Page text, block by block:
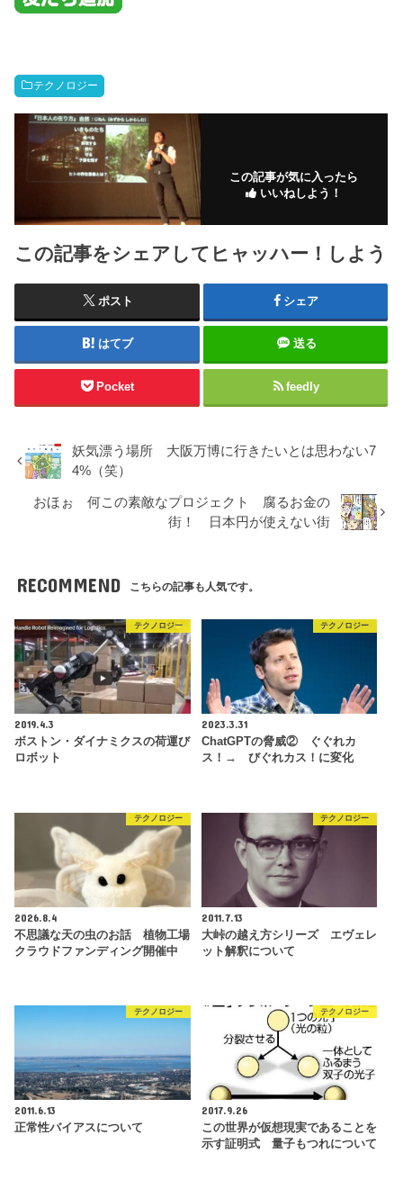
テクノロジー
この記事が気に入ったら
いいねしよう！
この記事をシェアしてヒャッハー！しよう
ポスト シェア
はてブ 送る
Pocket feedly
妖気漂う場所 大阪万博に行きたいとは思わない7
4%（笑）
おほぉ 何この素敵なプロジェクト 腐るお金の
街！ 日本円が使えない街
RECOMMEND こちらの記事も人気です。
テクノロジー
2019.4.3
ボストン・ダイナミクスの荷運び
ロボット
テクノロジー
2023.3.31
ChatGPTの脅威② ぐぐれカ
ス！→ びぐれカス！に変化
テクノロジー
2026.8.4
不思議な天の虫のお話 植物工場
クラウドファンディング開催中
テクノロジー
2011.7.13
大峠の越え方シリーズ エヴェレ
ット解釈について
テクノロジー
2011.6.13
正常性バイアスについて
テクノロジー
2017.9.26
この世界が仮想現実であることを
示す証明式 量子もつれについて